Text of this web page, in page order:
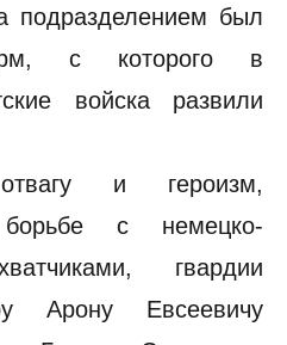
подразделением был
с которого в
войска развили
и героизм,
с немецко-
гвардии
Арону Евсеевичу